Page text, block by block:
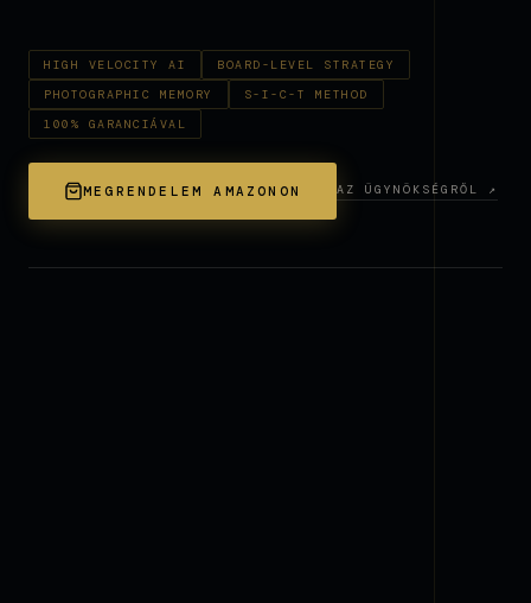
HIGH VELOCITY AI
BOARD-LEVEL STRATEGY
PHOTOGRAPHIC MEMORY
S-I-C-T METHOD
100% GARANCIÁVAL
MEGRENDELEM AMAZONON AZ ÜGYNÖKSÉGRŐL ↗